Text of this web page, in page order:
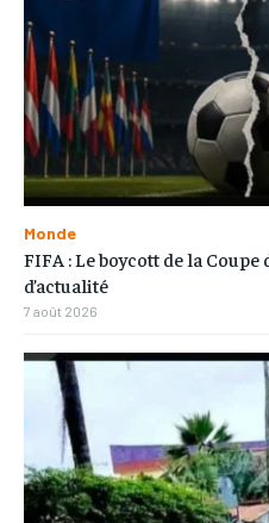
Monde
FIFA : Le boycott de la
d’actualité
7 août 2026